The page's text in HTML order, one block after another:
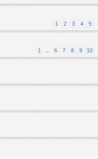
1 2 3 4 5
1 … 6 7 8 9 10